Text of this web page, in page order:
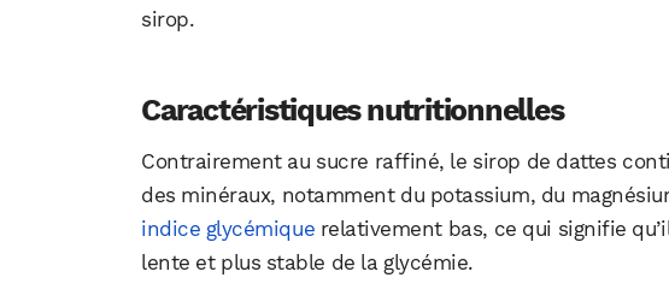
sirop.
Caractéristiques nutritionnelles
Contrairement au sucre raffiné, le sirop de dattes
des minéraux, notamment du potassium, du
indice glycémique relativement bas, ce qui signifie
lente et plus stable de la glycémie.